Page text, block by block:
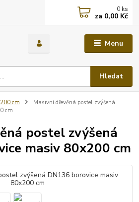
Menu
Hledat
0 ks
za 0,00 Kč
cm
Masivní dřevěná postel zvýšená
cm
postel zvýšená
masiv 80x200 cm